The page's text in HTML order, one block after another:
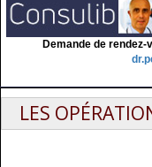
Demande de
LES